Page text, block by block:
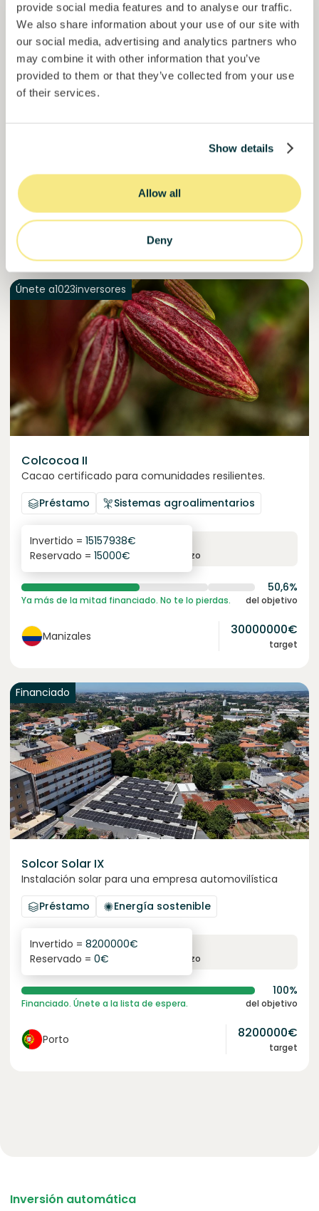
provide social media features and to analyse our traffic.
We also share information about your use of our site with
our social media, advertising and analytics partners who
may combine it with other information that you’ve
provided to them or that they’ve collected from your use
of their services.
Show details
Allow all
Deny
Esférico
Eliminación de carbono a través de la regeneración de
la tierra.
Préstamo
44,9%
El proyecto está cogiendo impulso. Invierte ya.
50000000€
Únete a1023inversores
Colcocoa II
Cacao certificado para comunidades resilientes.
Préstamo
Sistemas agroalimentarios
6.1%
interés anual plazo
Invertido = 15157938€
Reservado = 15000€
50,6%
Ya más de la mitad financiado. No te lo pierdas. del objetivo
Manizales 30000000€
target
Financiado
Solcor Solar IX
Instalación solar para una empresa automovilística
Préstamo
Energía sostenible
6.1%
interés anual plazo
Invertido = 8200000€
Reservado = 0€
100%
Financiado. Únete a la lista de espera. del objetivo
Porto 8200000€
target
Inversión automática